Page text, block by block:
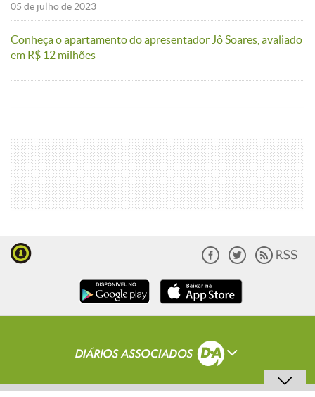
05 de julho de 2023
Conheça o apartamento do apresentador Jô Soares, avaliado
em R$ 12 milhões